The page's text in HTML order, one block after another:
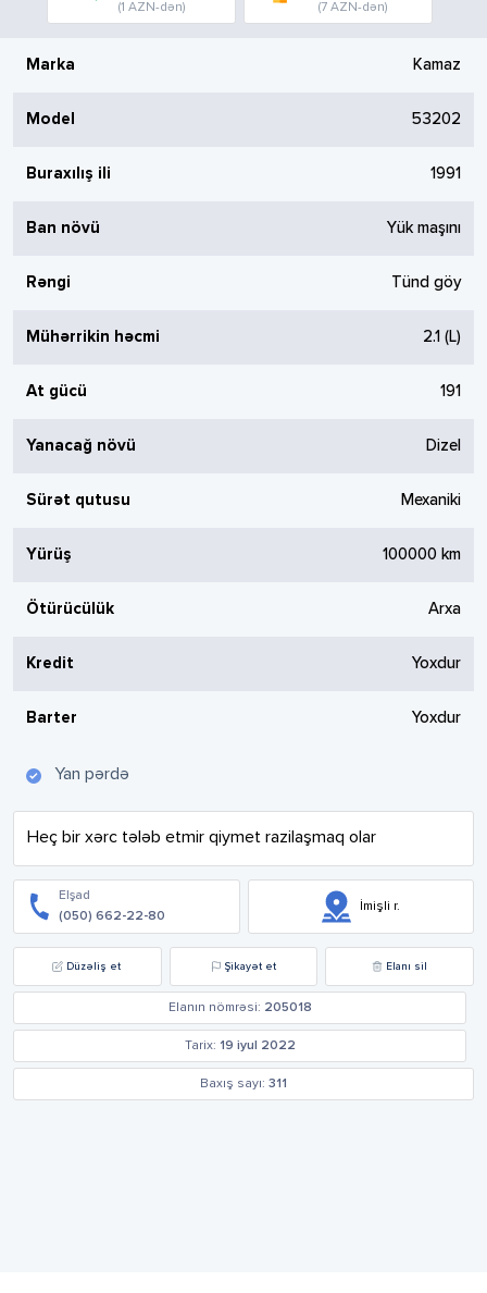
(1 AZN-dən)
(7 AZN-dən)
Marka Kamaz
Model 53202
Buraxılış ili 1991
Ban növü Yük maşını
Rəngi Tünd göy
Mühərrikin həcmi 2.1 (L)
At gücü 191
Yanacağ növü Dizel
Sürət qutusu Mexaniki
Yürüş 100000 km
Ötürücülük Arxa
Kredit Yoxdur
Barter Yoxdur
Yan pərdə
Heç bir xərc tələb etmir qiymet razilaşmaq olar
Elşad
(050) 662-22-80
İmişli r.
Düzəliş et Şikayət et Elanı sil
Elanın nömrəsi: 205018
Tarix: 19 iyul 2022
Baxış sayı: 311